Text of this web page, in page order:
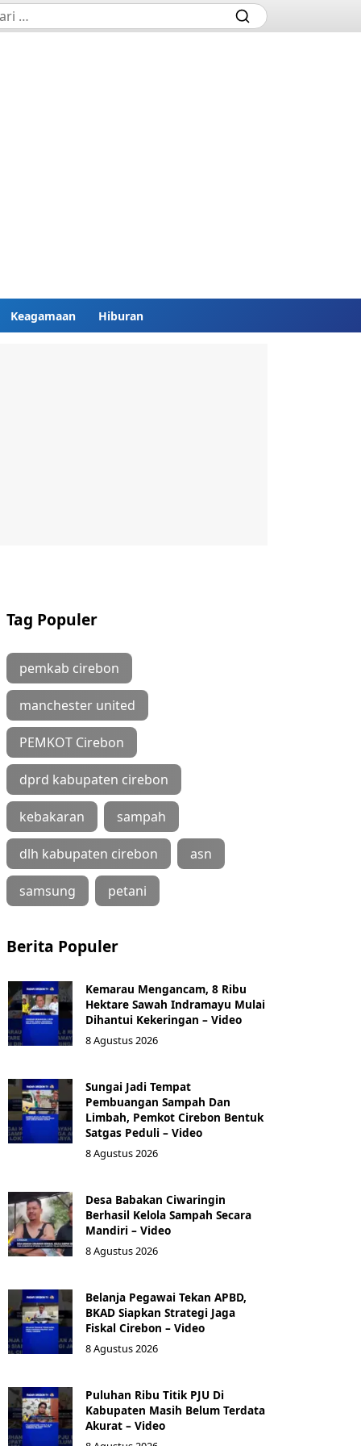
Keagamaan Hiburan
Tag Populer
pemkab cirebon
manchester united
PEMKOT Cirebon
dprd kabupaten cirebon
kebakaran sampah
dlh kabupaten cirebon asn
samsung petani
Berita Populer
Kemarau Mengancam, 8 Ribu
Hektare Sawah Indramayu Mulai
Dihantui Kekeringan – Video
8 Agustus 2026
Sungai Jadi Tempat
Pembuangan Sampah Dan
Limbah, Pemkot Cirebon Bentuk
Satgas Peduli – Video
8 Agustus 2026
Desa Babakan Ciwaringin
Berhasil Kelola Sampah Secara
Mandiri – Video
8 Agustus 2026
‎Belanja Pegawai Tekan APBD,
BKAD Siapkan Strategi Jaga
Fiskal Cirebon – Video
8 Agustus 2026
‎Puluhan Ribu Titik PJU Di
Kabupaten Masih Belum Terdata
Akurat – Video